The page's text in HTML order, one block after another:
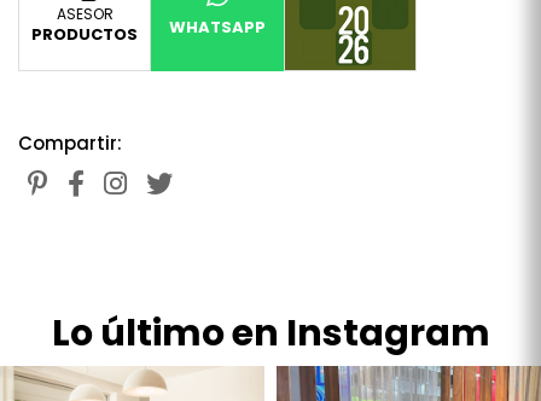
ASESOR
PRODUCTOS WHATSAPP
Compartir:
Lo último en Instagram